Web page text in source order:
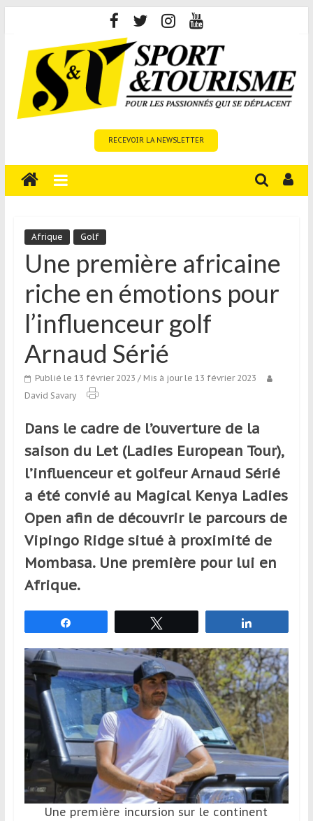
content
Tourisme
est
média
sur
tourisme
sportif
aux
voyageurs
ponctuels
réguliers,
passionnés
ou
simples
de
sport,
qui
déplacent
en
l’étranger
assouvir
passion,
tout
en
profitant
de
RECEVOIR LA NEWSLETTER
Afrique Golf
Une première africaine
riche en émotions pour
l’influenceur golf
Arnaud Sérié
Publié le 13 février 2023 / Mis à jour le 13 février 2023
David Savary
Dans le cadre de l’ouverture de la
saison du Let (Ladies European Tour),
l’influenceur et golfeur Arnaud Sérié
a été convié au Magical Kenya Ladies
Open afin de découvrir le parcours de
Vipingo Ridge situé à proximité de
Mombasa. Une première pour lui en
Afrique.
Une première incursion sur le continent